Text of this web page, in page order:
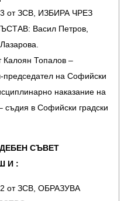
3 от ЗСВ, ИЗБИРА ЧРЕЗ
Васил Петров,
Топалов –
председател на Софийски
наказание на
съдия в Софийски градски
СЪВЕТ
И :
2 от ЗСВ, ОБРАЗУВА